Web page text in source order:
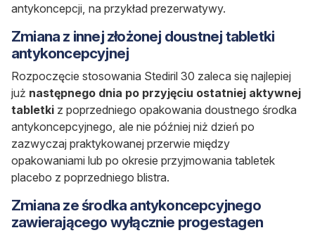
antykoncepcji, na przykład prezerwatywy.
Zmiana z innej złożonej doustnej tabletki
antykoncepcyjnej
Rozpoczęcie stosowania Stediril 30 zaleca się najlepiej
już następnego dnia po przyjęciu ostatniej aktywnej
tabletki z poprzedniego opakowania doustnego środka
antykoncepcyjnego, ale nie później niż dzień po
zazwyczaj praktykowanej przerwie między
opakowaniami lub po okresie przyjmowania tabletek
placebo z poprzedniego blistra.
Zmiana ze środka antykoncepcyjnego
zawierającego wyłącznie progestagen